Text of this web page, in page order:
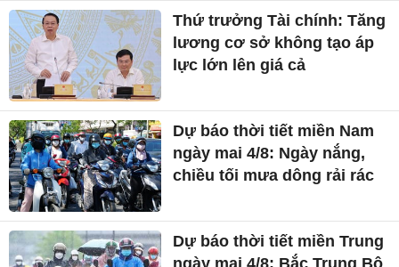
Thứ trưởng Tài chính: Tăng
lương cơ sở không tạo áp
lực lớn lên giá cả
Dự báo thời tiết miền Nam
ngày mai 4/8: Ngày nắng,
chiều tối mưa dông rải rác
Dự báo thời tiết miền Trung
ngày mai 4/8: Bắc Trung Bộ